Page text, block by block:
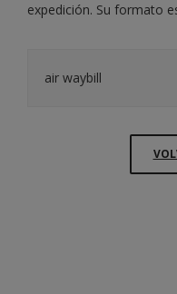
expedición. Su formato
air waybill